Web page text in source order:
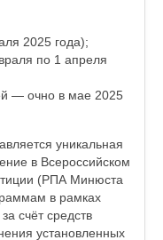
2025 года);
по 1 апреля
— очно в мае 2025
уникальная
в Всероссийском
(РПА Минюста
в рамках
счёт средств
установленных